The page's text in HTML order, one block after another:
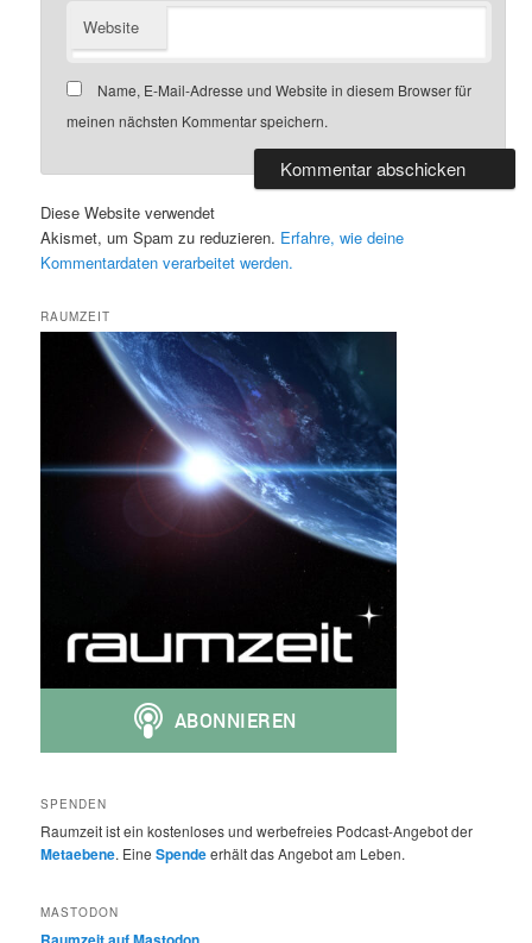
Website
Name, E-Mail-Adresse und Website in diesem Browser für
meinen nächsten Kommentar speichern.
Diese Website verwendet
Akismet, um Spam zu reduzieren. Erfahre, wie deine
Kommentardaten verarbeitet werden.
RAUMZEIT
SPENDEN
Raumzeit ist ein kostenloses und werbefreies Podcast-Angebot der
Metaebene. EineSpendeerhält das Angebot am Leben.
MASTODON